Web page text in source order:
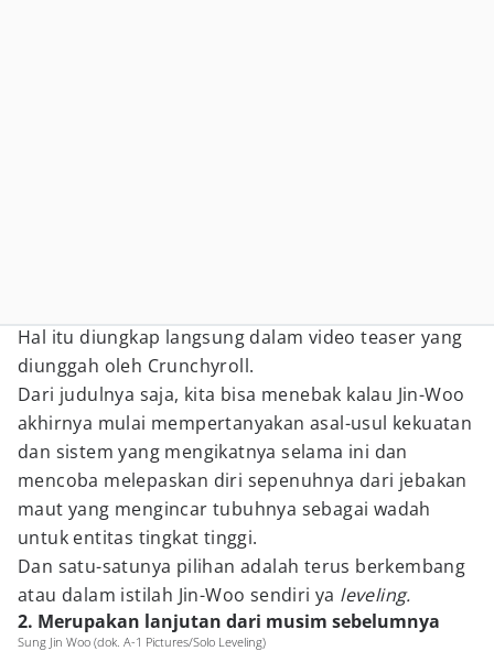
Hal itu diungkap langsung dalam video teaser yang
diunggah oleh Crunchyroll.
Dari judulnya saja, kita bisa menebak kalau Jin-Woo
akhirnya mulai mempertanyakan asal-usul kekuatan
dan sistem yang mengikatnya selama ini dan
mencoba melepaskan diri sepenuhnya dari jebakan
maut yang mengincar tubuhnya sebagai wadah
untuk entitas tingkat tinggi.
Dan satu-satunya pilihan adalah terus berkembang
atau dalam istilah Jin-Woo sendiri ya leveling.
2. Merupakan lanjutan dari musim sebelumnya
Sung Jin Woo (dok. A-1 Pictures/Solo Leveling)